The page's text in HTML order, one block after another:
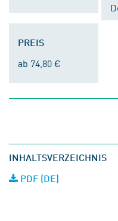
PREIS
ab 74,80 €
INHALTSVERZEICHNIS
PDF (DE)